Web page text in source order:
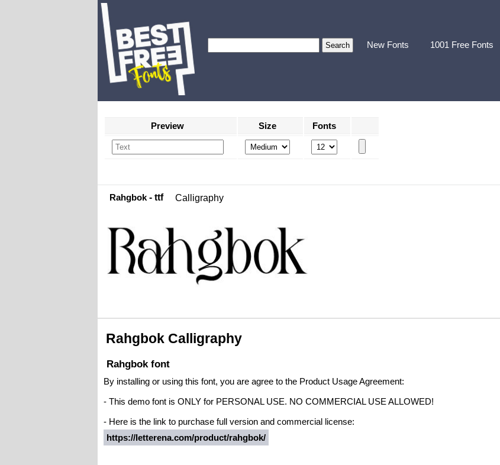
New Fonts 1001 Free Fonts
Preview Size Fonts
Rahgbok- ttf Calligraphy
Rahgbok Calligraphy
Rahgbok font
By installing or using this font, you are agree to the Product Usage Agreement:
- This demo font is ONLY for PERSONAL USE. NO COMMERCIAL USE ALLOWED!
- Here is the link to purchase full version and commercial license:
https://letterena.com/product/rahgbok/